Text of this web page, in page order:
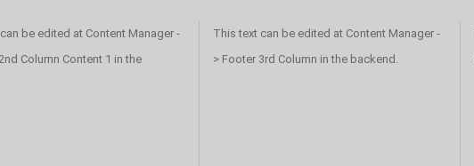
be edited at Content Manager -
Column Content 1 in the
This text can be edited at Content Manager -
> Footer 3rd Column in the backend.